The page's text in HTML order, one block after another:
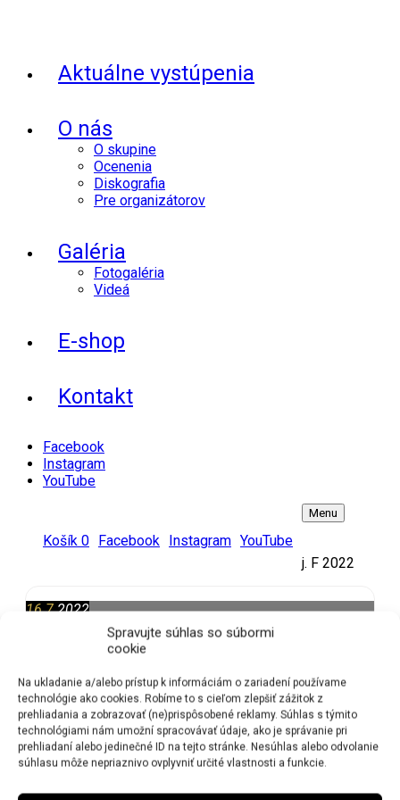
Spravujte súhlas so súbormi
cookie
Na ukladanie a/alebo prístup k informáciám o zariadení používame
technológie ako cookies. Robíme to s cieľom zlepšiť zážitok z
prehliadania a zobrazovať (ne)prispôsobené reklamy. Súhlas s týmito
technológiami nám umožní spracovávať údaje, ako je správanie pri
prehliadaní alebo jedinečné ID na tejto stránke. Nesúhlas alebo odvolanie
súhlasu môže nepriaznivo ovplyvniť určité vlastnosti a funkcie.
Aktuálne vystúpenia
O nás
O skupine
Ocenenia
Diskografia
Pre organizátorov
Galéria
Fotogaléria
Videá
E-shop
Kontakt
Facebook
Instagram
YouTube
Košík 0 Facebook Instagram YouTube
Menu
j. F 2022
16.7.2022
ZÁZRIVÁ (SK) ZÁZRIVSKÉ DNI
2022, vystúpenie DUO JAMAHA o
Najbližšia akcia